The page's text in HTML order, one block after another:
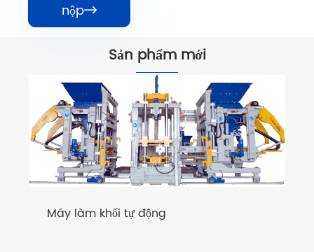
nộp
Sản phẩm mới
Máy làm gạch thông minh
Xem thêm >>